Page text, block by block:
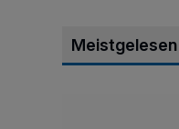
Meistgelesen